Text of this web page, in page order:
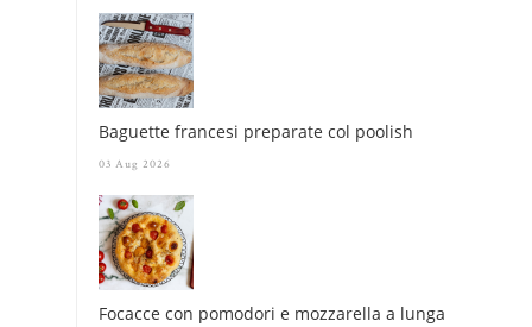
Baguette francesi preparate col poolish
03 Aug 2026
Focacce con pomodori e mozzarella a lunga